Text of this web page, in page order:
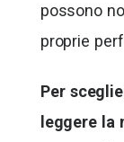
possono
proprie
Per
leggere